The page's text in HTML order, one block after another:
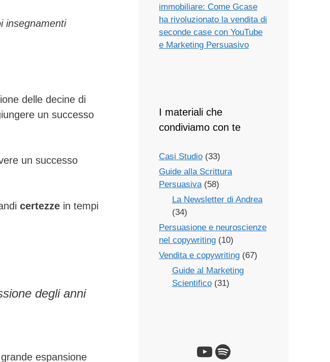
insegnamenti
delle decine di
un successo
un successo
certezze in tempi
degli anni
espansione
immobiliare: Come Gcase
ha rivoluzionato la vendita di
seconde case con YouTube
e Marketing Persuasivo
I materiali che
condiviamo con te
Casi Studio (33)
Guide alla Scrittura
Persuasiva(58)
La Newsletter di Andrea
(34)
Persuasione e neuroscienze
nel copywriting (10)
Vendita e copywriting (67)
Guide al Marketing
Scientifico(31)
YouTube
Spotify